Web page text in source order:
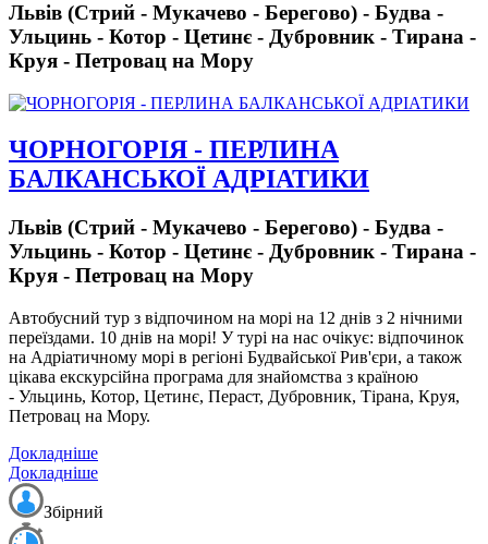
Львів (Стрий - Мукачево - Берегово) - Будва -
Ульцинь - Котор - Цетинє - Дубровник - Тирана -
Круя - Петровац на Мору
ЧОРНОГОРІЯ - ПЕРЛИНА
БАЛКАНСЬКОЇ АДРІАТИКИ
Львів (Стрий - Мукачево - Берегово) - Будва -
Ульцинь - Котор - Цетинє - Дубровник - Тирана -
Круя - Петровац на Мору
Автобусний тур з відпочином на морі на 12 днів з 2 нічними
переїздами. 10 днів на морі! У турі на нас очікує: відпочинок
на Адріатичному морі в регіоні Будвайської Рив'єри, а також
цікава екскурсійна програма для знайомства з країною
- Ульцинь, Котор, Цетинє, Пераст, Дубровник, Тірана, Круя,
Петровац на Мору.
Докладніше
Докладніше
Збірний